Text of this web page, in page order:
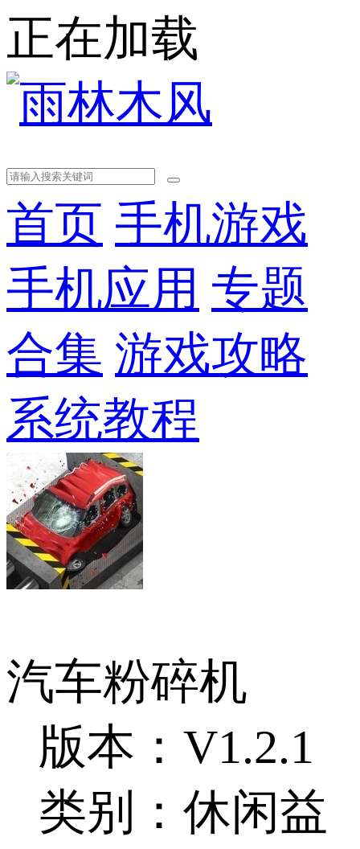
正在加载
首页 手机游戏
手机应用 专题
合集 游戏攻略
系统教程
汽车粉碎机
版本：V1.2.1
类别：休闲益